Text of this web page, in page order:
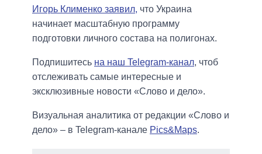
Игорь Клименко заявил, что Украина
начинает масштабную программу
подготовки личного состава на полигонах.
Подпишитесь на наш Telegram-канал, чтоб
отслеживать самые интересные и
эксклюзивные новости «Слово и дело».
Визуальная аналитика от редакции «Слово и
дело» – в Telegram-канале Pics&Maps.